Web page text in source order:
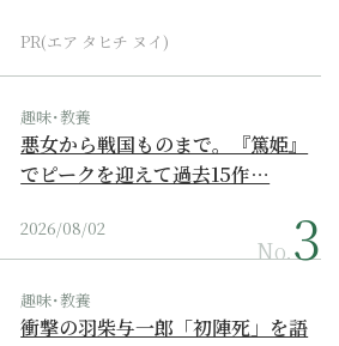
PR(エア タヒチ ヌイ)
趣味･教養
悪女から戦国ものまで。『篤姫』
でピークを迎えて過去15作…
2026/08/02
No.
趣味･教養
衝撃の羽柴与一郎「初陣死」を語